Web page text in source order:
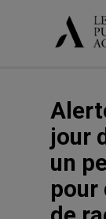
jour
un
pour